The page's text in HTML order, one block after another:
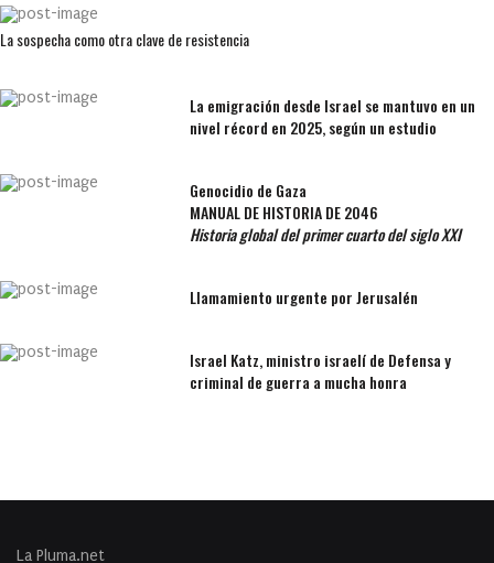
La sospecha como otra clave de resistencia
La emigración desde Israel se mantuvo en un
nivel récord en 2025, según un estudio
Genocidio de Gaza
MANUAL DE HISTORIA DE 2046
Historia global del primer cuarto del siglo XXI
Llamamiento urgente por Jerusalén
Israel Katz, ministro israelí de Defensa y
criminal de guerra a mucha honra
La Pluma.net